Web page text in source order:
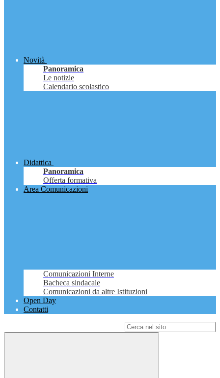
Novità
Panoramica
Le notizie
Calendario scolastico
Didattica
Panoramica
Offerta formativa
Area Comunicazioni
Comunicazioni Interne
Bacheca sindacale
Comunicazioni da altre Istituzioni
Open Day
Contatti